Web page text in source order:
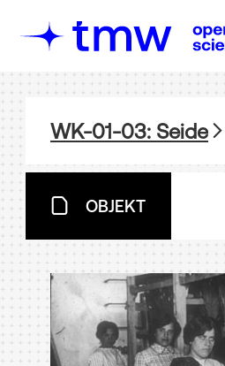
WK-01-03: Seide
OBJEKT